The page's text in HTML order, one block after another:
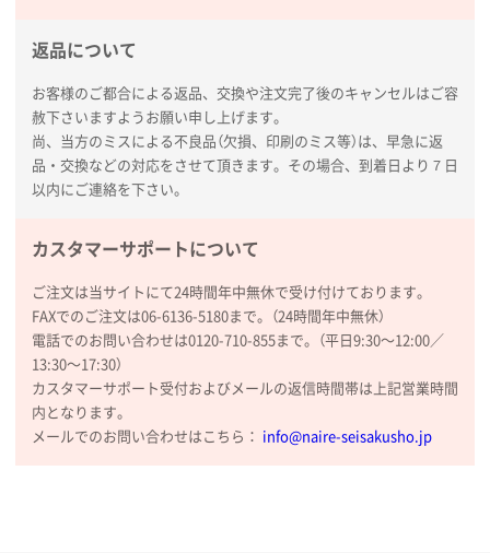
返品について
お客様のご都合による返品、交換や注文完了後のキャンセルはご容
赦下さいますようお願い申し上げます。
尚、当方のミスによる不良品（欠損、印刷のミス等）は、早急に返
品・交換などの対応をさせて頂きます。その場合、到着日より７日
以内にご連絡を下さい。
カスタマーサポートについて
ご注文は当サイトにて24時間年中無休で受け付けております。
FAXでのご注文は06-6136-5180まで。（24時間年中無休）
電話でのお問い合わせは0120-710-855まで。（平日9:30〜12:00／
13:30〜17:30）
カスタマーサポート受付およびメールの返信時間帯は上記営業時間
内となります。
メールでのお問い合わせはこちら： info@naire-seisakusho.jp